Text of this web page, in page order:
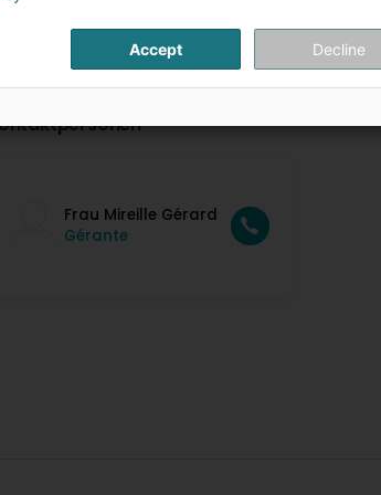
Frau Mireille Gérard
Gérante
Accept Decline